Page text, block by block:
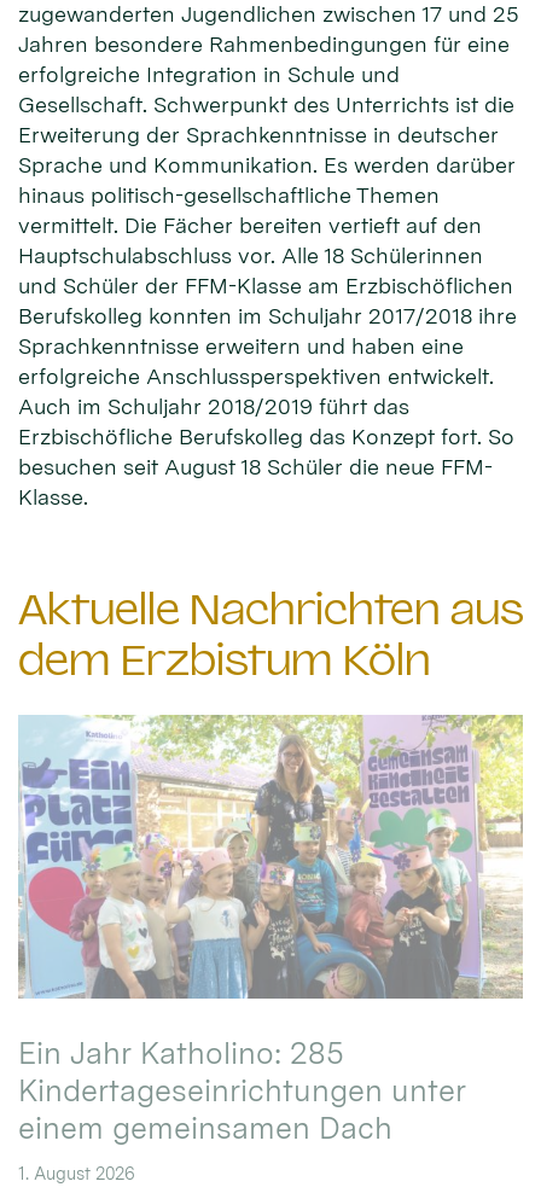
zugewanderten Jugendlichen zwischen 17 und 25
Jahren besondere Rahmenbedingungen für eine
erfolgreiche Integration in Schule und
Gesellschaft. Schwerpunkt des Unterrichts ist die
Erweiterung der Sprachkenntnisse in deutscher
Sprache und Kommunikation. Es werden darüber
hinaus politisch-gesellschaftliche Themen
vermittelt. Die Fächer bereiten vertieft auf den
Hauptschulabschluss vor. Alle 18 Schülerinnen
und Schüler der FFM-Klasse am Erzbischöflichen
Berufskolleg konnten im Schuljahr 2017/2018 ihre
Sprachkenntnisse erweitern und haben eine
erfolgreiche Anschlussperspektiven entwickelt.
Auch im Schuljahr 2018/2019 führt das
Erzbischöfliche Berufskolleg das Konzept fort. So
besuchen seit August 18 Schüler die neue FFM-
Klasse.
Aktuelle Nachrichten aus
dem Erzbistum Köln
Ein Jahr Katholino: 285
Kindertageseinrichtungen unter
einem gemeinsamen Dach
1. August 2026